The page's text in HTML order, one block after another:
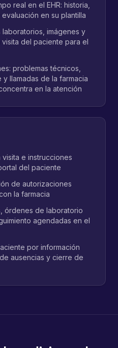
real en el EHR: historia,
en su plantilla
laboratorios, imágenes y
del paciente para el
problemas técnicos,
llamadas de la farmacia
en la atención
e instrucciones
del paciente
de autorizaciones
la farmacia
órdenes de laboratorio
agendadas en el
por información
ausencias y cierre de